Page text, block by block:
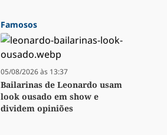
Famosos
05/08/2026 às 13:37
Bailarinas de Leonardo usam
look ousado em show e
dividem opiniões